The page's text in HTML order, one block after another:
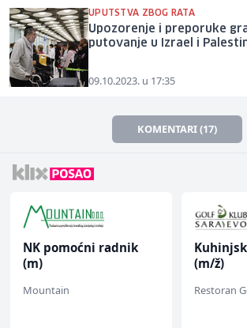
UPUTSTVA ZBOG RATA
Upozorenje i preporuke
putovanje u Izrael i
09.10.2023. u 17:35
KOMENTARI (17)
NK pomoćni radnik
(m)
Mountain
(m/ž)
Restoran